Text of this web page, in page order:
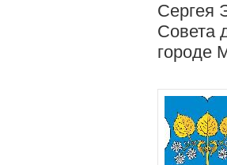
Сергея
Совета
городе